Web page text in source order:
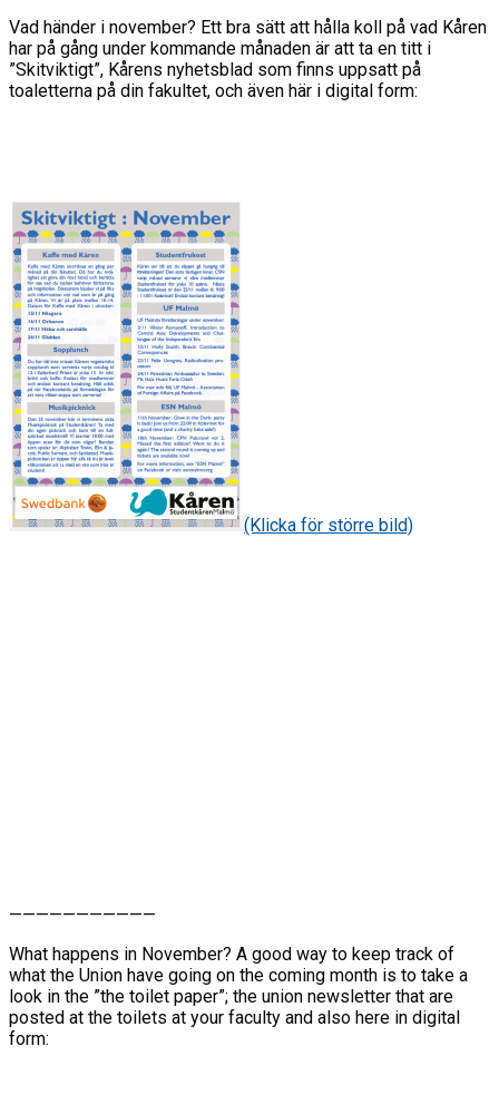
Vad händer i november? Ett bra sätt att hålla koll på vad Kåren
har på gång under kommande månaden är att ta en titt i
”Skitviktigt”, Kårens nyhetsblad som finns uppsatt på
toaletterna på din fakultet, och även här i digital form:
(Klicka för större bild)
———————————
What happens in November? A good way to keep track of
what the Union have going on the coming month is to take a
look in the ”the toilet paper”; the union newsletter that are
posted at the toilets at your faculty and also here in digital
form: